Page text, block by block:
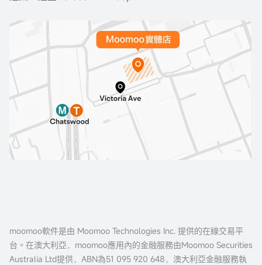
moomoo軟件是由 Moomoo Technologies Inc. 提供的在線交易平
台。在澳大利亞，moomoo應用內的金融服務由Moomoo Securities
Australia Ltd提供，ABN為51 095 920 648，澳大利亞金融服務執